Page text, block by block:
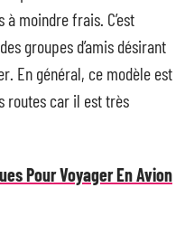
moindre frais. C’est
groupes d’amis désirant
En général, ce modèle est
routes car il est très
Pour Voyager En Avion